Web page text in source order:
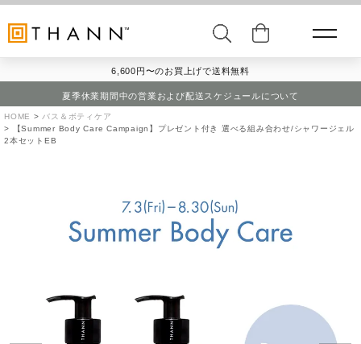
6,600円〜のお買上げで送料無料
夏季休業期間中の営業および配送スケジュールについて
HOME
バス＆ボティケア
【Summer Body Care Campaign】プレゼント付き 選べる組み合わせ/シャワージェル
2本セットEB